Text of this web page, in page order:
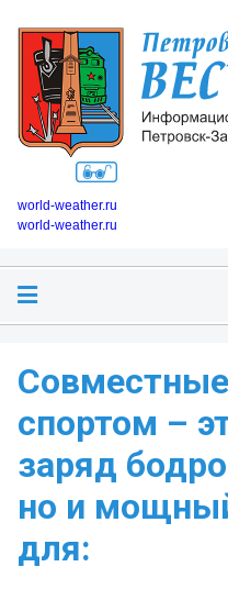
world-weather.ru
world-weather.ru
спортом –
заряд
но и
для: